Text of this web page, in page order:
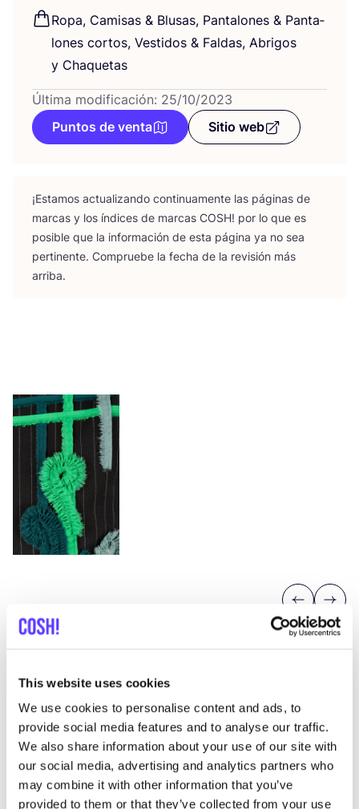
This website uses cookies
We use cookies to personalise content and ads, to
provide social media features and to analyse our traffic.
We also share information about your use of our site with
our social media, advertising and analytics partners who
may combine it with other information that you’ve
provided to them or that they’ve collected from your use
Ropa, Cami­sas & Blu­sas, Pan­ta­lo­nes & Pan­ta­
lo­nes cor­tos, Ves­ti­dos & Fal­das, Abri­gos
y Chaquetas
Última modificación: 25/10/2023
Puntos de venta
Sitio web
¡Esta­mos actua­li­zan­do con­ti­nua­men­te las pági­nas de
mar­cas y los índi­ces de mar­cas COSH! por lo que es
posi­ble que la infor­ma­ción de esta pági­na ya no sea
per­ti­nen­te. Com­prue­be la fecha de la revi­sión más
arriba.
Previous
Next
Descubra dónde comprar
Haruco-Vert